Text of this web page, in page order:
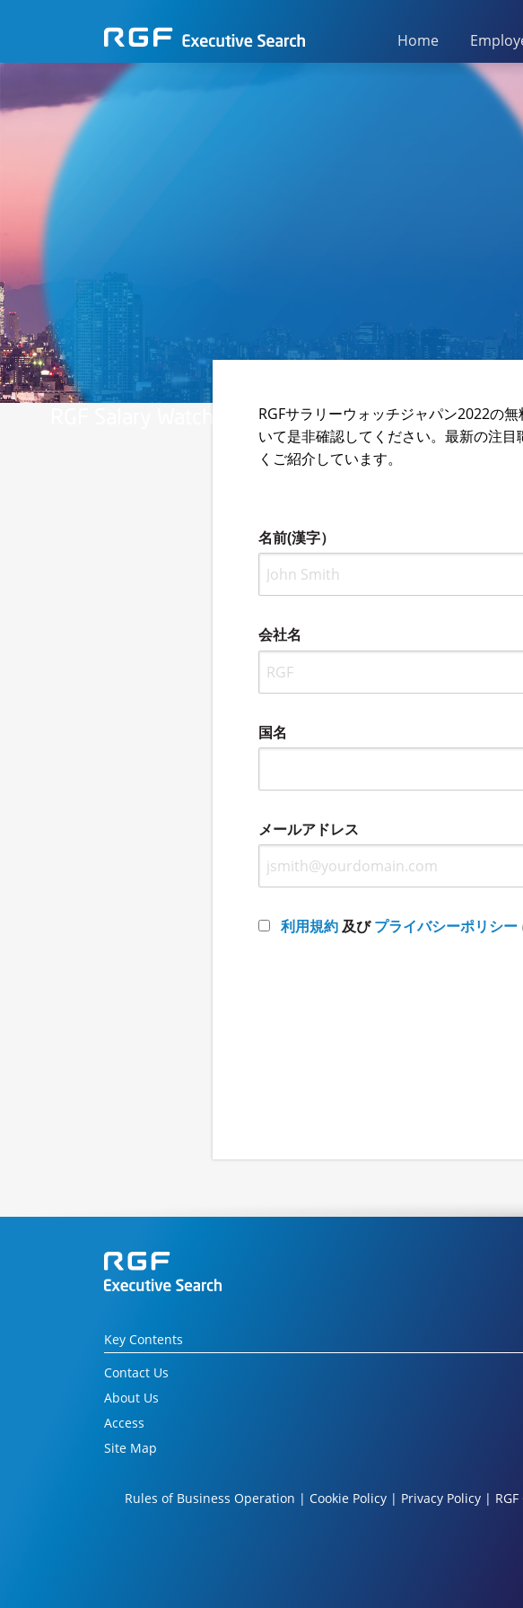
Home
RGF Salary Watch レポート 2022 日本版
RGFサラリーウォッチジャパン2022の
いて是非確認してください。最新の注
くご紹介しています。
名前(漢字）
会社名
国名
メールアドレス
利用規約及びプライバシーポリシー
Key Contents
Contact Us
About Us
Access
Site Map
Rules of Business Operation |Cookie Policy | Privacy Policy |